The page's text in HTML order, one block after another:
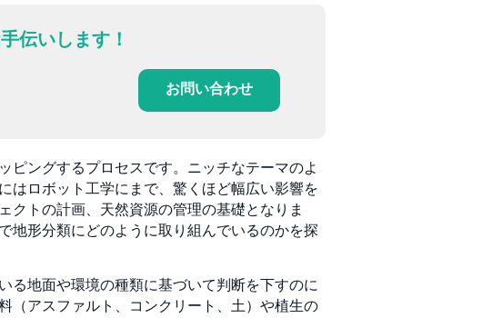
伝いします！
お問い合わせ
ピングするプロセスです。ニッチなテーマのよ
はロボット工学にまで、驚くほど幅広い影響を
クトの計画、天然資源の管理の基礎となりま
地形分類にどのように取り組んでいるのかを探
る地面や環境の種類に基づいて判断を下すのに
（アスファルト、コンクリート、土）や植生の